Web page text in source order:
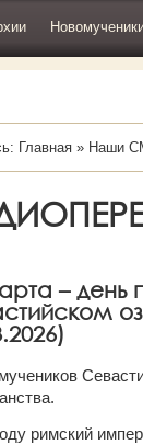
Главная» Наши
– день
римский